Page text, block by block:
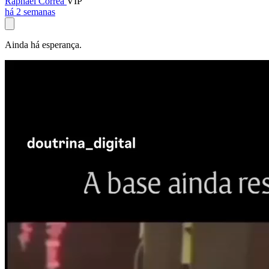
há 2 semanas
Ainda há esperança.